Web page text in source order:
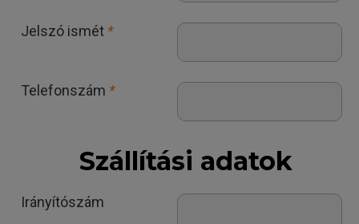
Jelszó ismét *
Telefonszám *
Szállítási adatok
Irányítószám